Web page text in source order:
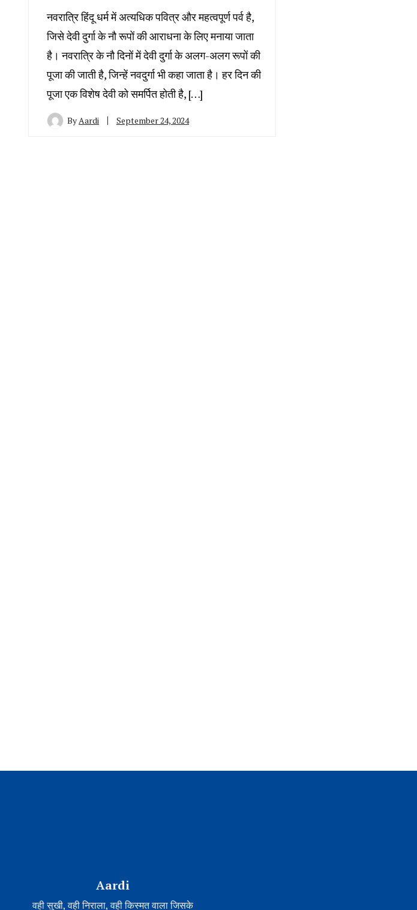
नवरात्रि हिंदू धर्म में अत्यधिक पवित्र और महत्वपूर्ण पर्व है,
जिसे देवी दुर्गा के नौ रूपों की आराधना के लिए मनाया जाता
है। नवरात्रि के नौ दिनों में देवी दुर्गा के अलग-अलग रूपों की
पूजा की जाती है, जिन्हें नवदुर्गा भी कहा जाता है। हर दिन की
पूजा एक विशेष देवी को समर्पित होती है, […]
ByAardi September 24, 2024
Aardi
वही सुखी, वही निराला, वही किस्मत वाला जिसके